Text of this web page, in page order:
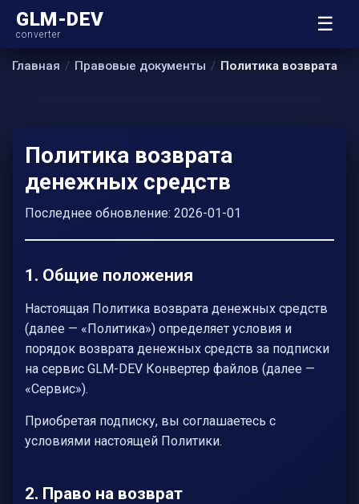
GLM-DEV
converter ☰
Главная Правовые документы Политика возврата
Политика возврата
денежных средств
Последнее обновление: 2026-01-01
1. Общие положения
Настоящая Политика возврата денежных средств
(далее — «Политика») определяет условия и
порядок возврата денежных средств за подписки
на сервис GLM-DEV Конвертер файлов (далее —
«Сервис»).
Приобретая подписку, вы соглашаетесь с
условиями настоящей Политики.
2. Право на возврат